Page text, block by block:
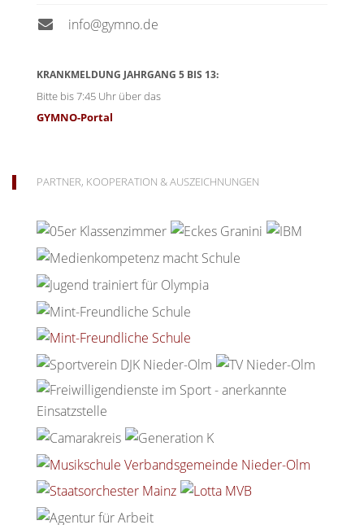
info@gymno.de
KRANKMELDUNG JAHRGANG 5 BIS 13:
Bitte bis 7:45 Uhr über das
GYMNO-Portal
PARTNER, KOOPERATION & AUSZEICHNUNGEN